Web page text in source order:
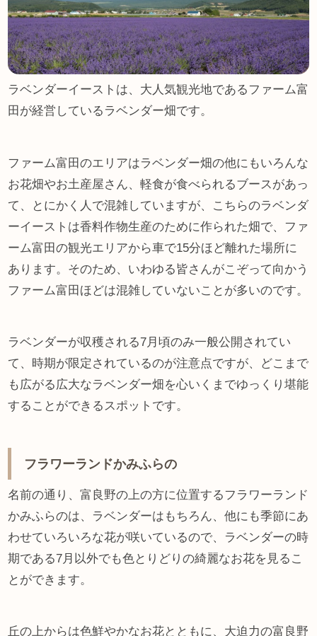
ラベンダーイーストは、大人気観光地であるファーム富
田が経営しているラベンダー畑です。
ファーム富田のエリアはラベンダー畑の他にもいろんな
お花畑やお土産屋さん、軽食が食べられるブースがあっ
て、とにかく人で混雑していますが、こちらのラベンダ
ーイーストは香料作物生産のために作られた畑で、ファ
ーム富田の観光エリアから車で15分ほど離れた場所に
あります。そのため、いわゆる皆さんがこぞって向かう
ファーム富田ほどは混雑していないことが多いのです。
ラベンダーが収穫される7月頃のみ一般公開されてい
て、時期が限定されているのが注意点ですが、どこまで
も広がる広大なラベンダー畑を心いくまでゆっくり堪能
することができるスポットです。
フラワーランドかみふらの
名前の通り、富良野の上の方に位置するフラワーランド
かみふらのは、ラベンダーはもちろん、他にも季節にあ
わせていろいろな花が咲いているので、ラベンダーの時
期である7月以外でも色とりどりの綺麗なお花を見るこ
とができます。
丘の上からは色鮮やかなお花とともに、大迫力の富良野